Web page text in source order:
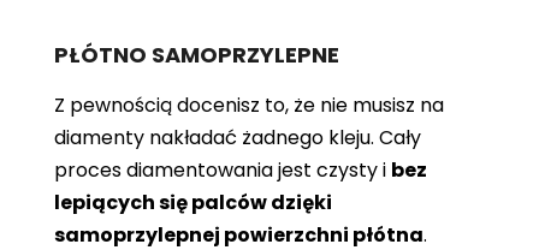
PŁÓTNO SAMOPRZYLEPNE
Z pewnością docenisz to, że nie musisz na
diamenty nakładać żadnego kleju. Cały
proces diamentowania jest czysty i bez
lepiących się palców dzięki
samoprzylepnej powierzchni płótna.